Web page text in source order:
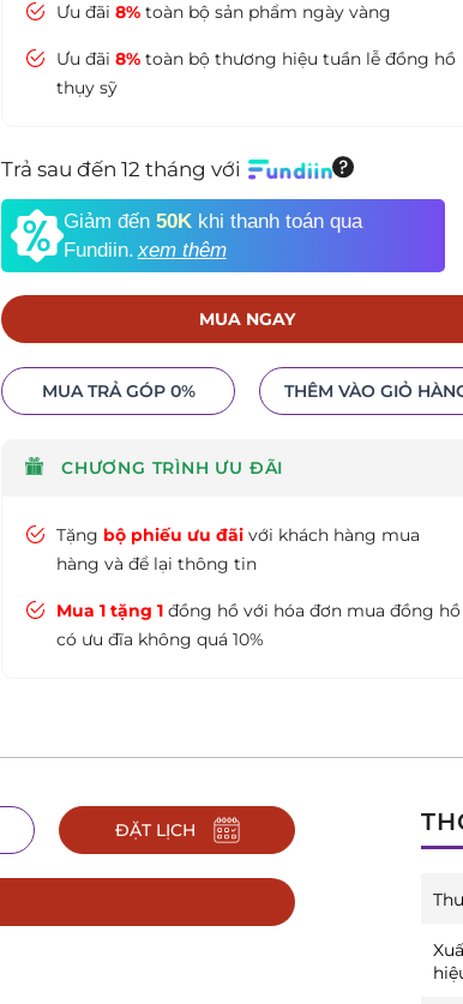
Ưu đãi 8% toàn bộ sản phẩm ngày vàng
Ưu đãi 8% toàn bộ thương hiệu tuần lễ đồng hồ
thụy sỹ
Trả sau đến 12 tháng với
Giảm đến 50K khi thanh toán qua
Fundiin.xem thêm
MUA NGAY
MUA TRẢ GÓP 0% THÊM VÀO GIỎ
CHƯƠNG TRÌNH ƯU ĐÃI
Tặng bộ phiếu ưu đãi với khách hàng mua
hàng và để lại thông tin
Mua 1 tặng 1 đồng hồ với hóa đơn mua đồng hồ
có ưu đĩa không quá 10%
ĐẶT LỊCH